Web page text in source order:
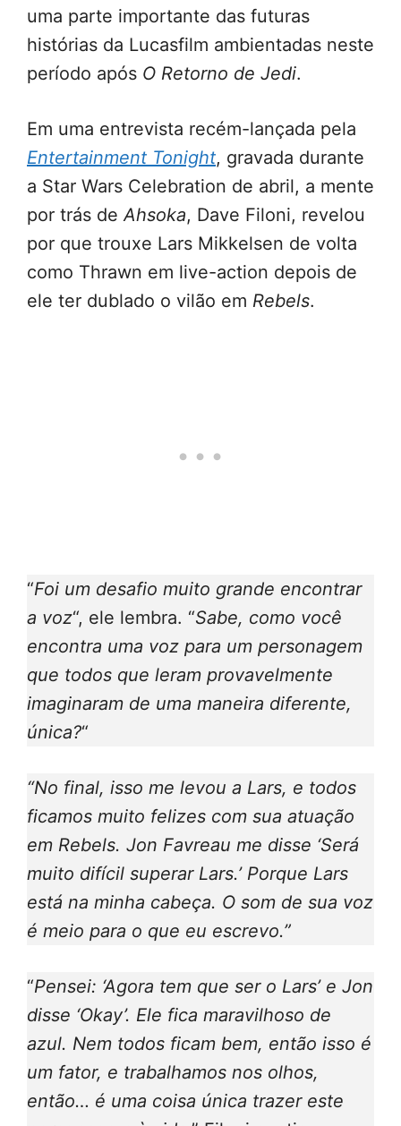
uma parte importante das futuras
histórias da Lucasfilm ambientadas neste
período após O Retorno de Jedi.
Em uma entrevista recém-lançada pela
Entertainment Tonight, gravada durante
a Star Wars Celebration de abril, a mente
por trás deAhsoka, Dave Filoni, revelou
por que trouxe Lars Mikkelsen de volta
como Thrawn em live-action depois de
ele ter dublado o vilão em Rebels.
“Foi um desafio muito grande encontrar
a voz“, ele lembra. “Sabe, como você
encontra uma voz para um personagem
que todos que leram provavelmente
imaginaram de uma maneira diferente,
única?“
“No final, isso me levou a Lars, e todos
ficamos muito felizes com sua atuação
em Rebels. Jon Favreau me disse ‘Será
muito difícil superar Lars.’ Porque Lars
está na minha cabeça. O som de sua voz
é meio para o que eu escrevo.”
“Pensei: ‘Agora tem que ser o Lars’ e Jon
disse ‘Okay’. Ele fica maravilhoso de
azul. Nem todos ficam bem, então isso é
um fator, e trabalhamos nos olhos,
então… é uma coisa única trazer este